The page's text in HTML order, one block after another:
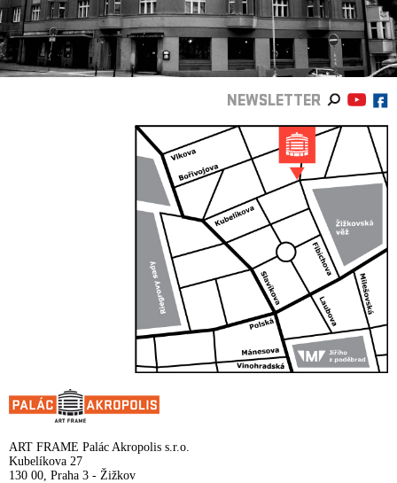
NEWSLETTER
ART FRAME Palác Akropolis s.r.o.
Kubelíkova 27
130 00, Praha 3 - Žižkov